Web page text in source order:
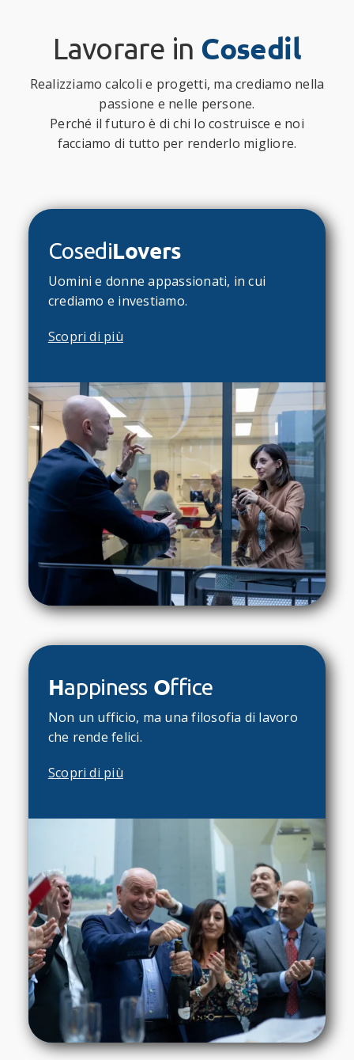
Lavorare in Cosedil
Realizziamo calcoli e progetti, ma crediamo nella
passione e nelle persone.
Perché il futuro è di chi lo costruisce e noi
facciamo di tutto per renderlo migliore.
CosediLovers
Uomini e donne appassionati, in cui
crediamo e investiamo.
Scopri di più
Happiness Office
Non un ufficio, ma una filosofia di lavoro
che rende felici.
Scopri di più